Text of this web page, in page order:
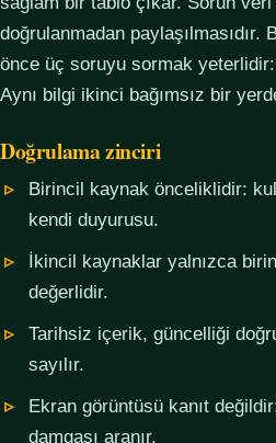
doğrulanmadan
önce üç soruyu sormak
Aynı bilgi ikinci bağımsız bir
Doğrulama zinciri
Birincil kaynak önceliklidir:
kendi duyurusu.
İkincil kaynaklar yalnızca
değerlidir.
Tarihsiz içerik, güncelliği
sayılır.
Ekran görüntüsü kanıt
damgası aranır.